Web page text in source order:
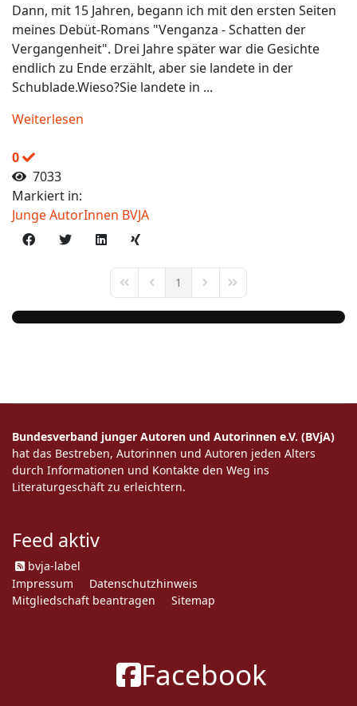
Dann, mit 15 Jahren, begann ich mit den ersten Seiten
meines Debüt-Romans "Venganza - Schatten der
Vergangenheit". Drei Jahre später war die Gesichte
endlich zu Ende erzählt, aber sie landete in der
Schublade.Wieso?Sie landete in ...
Weiterlesen
0
7033
Markiert in:
Junge AutorInnen BVJA
First PagePrevious Page
1 Next PageLast Page
Bundesverband junger Autoren und Autorinnen e.V. (BVjA)
hat das Bestreben, Autorinnen und Autoren jeden Alters
durch Informationen und Kontakte den Weg ins
Literaturgeschäft zu erleichtern.
Feed aktiv
bvja-label
Impressum
Datenschutzhinweis
Mitgliedschaft beantragen
Sitemap
Facebook